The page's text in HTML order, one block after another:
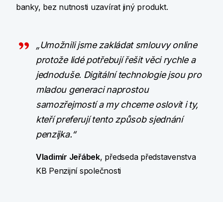
banky, bez nutnosti uzavírat jiný produkt.
„Umožnili jsme zakládat smlouvy online
protože lidé potřebují řešit věci rychle a
jednoduše. Digitální technologie jsou pro
mladou generaci naprostou
samozřejmostí a my chceme oslovit i ty,
kteří preferují tento způsob sjednání
penzijka.“
Vladimír Jeřábek, předseda představenstva
KB Penzijní společnosti